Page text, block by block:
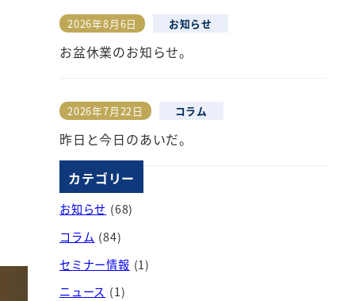
お盆休業のお知らせ。
投稿日
2026年8月6日 お知らせ
昨日と今日のあいだ。
投稿日
2026年7月22日 コラム
カテゴリー
お知らせ (68)
コラム (84)
セミナー情報 (1)
ニュース (1)